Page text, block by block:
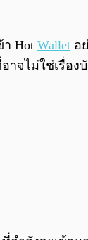
า Hot Wallet อ
าจไม่ใช่เรื่อง